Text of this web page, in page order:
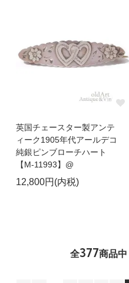
英国チェースター製アンテ
ィーク1905年代アールデコ
純銀ピンブローチハート
【M-11993】@
12,800円(内税)
全377商品中